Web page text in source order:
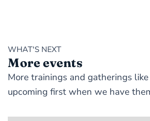
WHAT'S NEXT
More events
More trainings and gatherings
upcoming first when we have